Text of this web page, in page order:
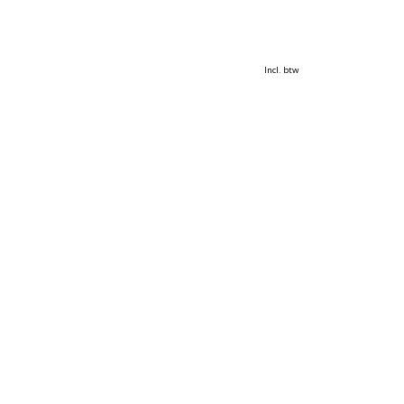
Incl. btw